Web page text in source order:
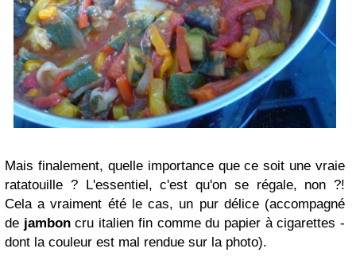
Mais finalement, quelle importance que ce soit une vraie
ratatouille ? L'essentiel, c'est qu'on se régale, non ?!
Cela a vraiment été le cas, un pur délice (accompagné
de jamboncru italien fin comme du papier à cigarettes -
dont la couleur est mal rendue sur la photo).